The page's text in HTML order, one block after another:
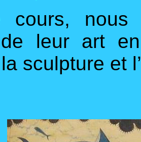
cours, nous
leur art
sculpture et